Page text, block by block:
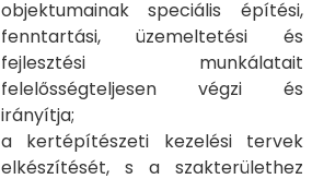
objektumainak speciális építési,
fenntartási, üzemeltetési és
fejlesztési munkálatait
felelősségteljesen végzi és
irányítja;
a kertépítészeti kezelési tervek
elkészítését, s a szakterülethez